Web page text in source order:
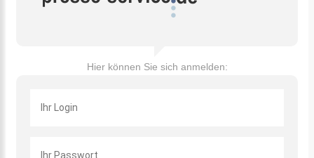
Hier können Sie sich anmelden: